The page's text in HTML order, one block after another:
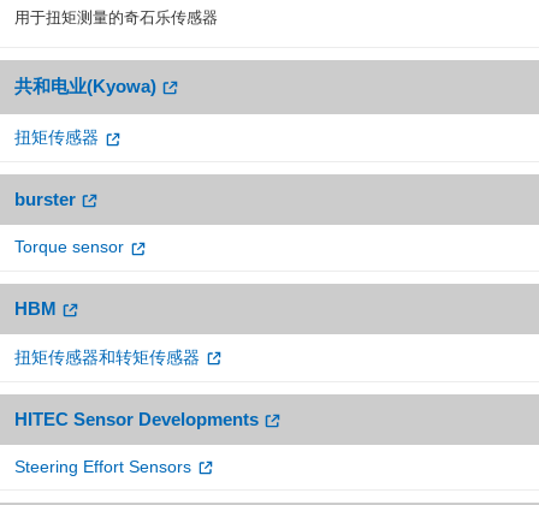
用于扭矩测量的奇石乐传感器
共和电业(Kyowa)
扭矩传感器
burster
Torque sensor
HBM
扭矩传感器和转矩传感器
HITEC Sensor Developments
Steering Effort Sensors